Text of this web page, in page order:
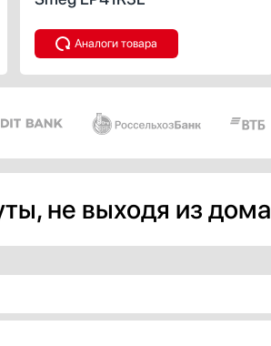
Аналоги товара
не выходя из дома